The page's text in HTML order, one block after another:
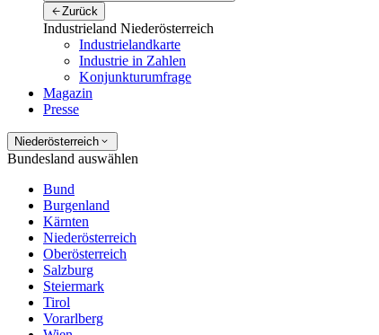
Zurück
Industrieland Niederösterreich
Industrielandkarte
Industrie in Zahlen
Konjunkturumfrage
Magazin
Presse
Niederösterreich
Bundesland auswählen
Bund
Burgenland
Kärnten
Niederösterreich
Oberösterreich
Salzburg
Steiermark
Tirol
Vorarlberg